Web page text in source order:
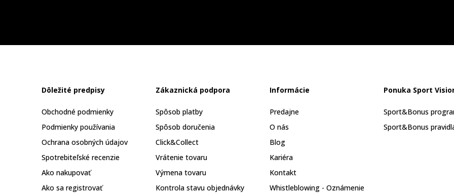
Dôležité predpisy
Obchodné podmienky
Podmienky používania
Ochrana osobných údajov
Spotrebiteľské recenzie
Ako nakupovať
Ako sa registrovať
Zákaznická podpora
Spôsob platby
Spôsob doručenia
Click&Collect
Vrátenie tovaru
Výmena tovaru
Kontrola stavu objednávky
Informácie
Predajne
O nás
Blog
Kariéra
Kontakt
Whistleblowing - Oznámenie
Ponuka Sport
Sport&Bonus
Sport&Bonus